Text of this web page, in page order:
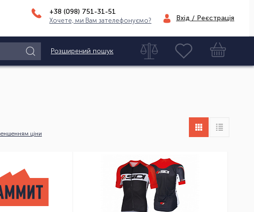
+38 (098) 751-31-51
Хочете, ми Вам зателефонуємо? Вхід / Реєстрація
Розширений пошук
ціни